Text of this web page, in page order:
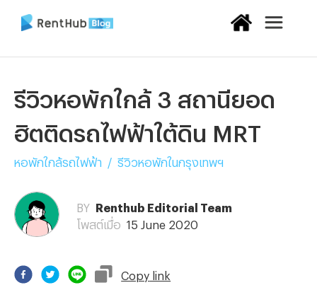
รีวิวหอพักใกล้ 3 สถานียอด
ฮิตติดรถไฟฟ้าใต้ดิน MRT
หอพักใกล้รถไฟฟ้า / รีวิวหอพักในกรุงเทพฯ
BY
Renthub Editorial Team
โพสต์เมื่อ
15 June 2020
Copy link